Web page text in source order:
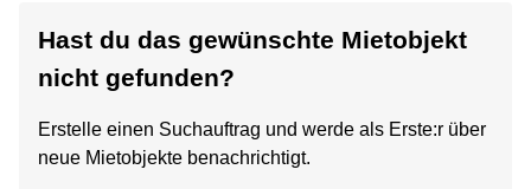
Hast du das gewünschte Mietobjekt
nicht gefunden?
Erstelle einen Suchauftrag und werde als Erste:r über
neue Mietobjekte benachrichtigt.